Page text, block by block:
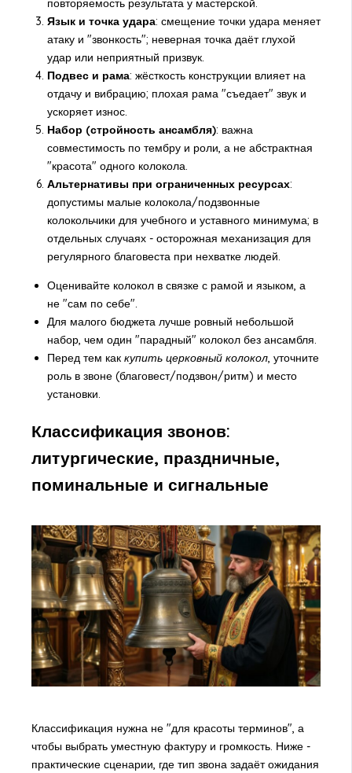
повторяемость результата у мастерской.
Язык и точка удара: смещение точки удара меняет
атаку и "звонкость"; неверная точка даёт глухой
удар или неприятный призвук.
Подвес и рама: жёсткость конструкции влияет на
отдачу и вибрацию; плохая рама "съедает" звук и
ускоряет износ.
Набор (стройность ансамбля): важна
совместимость по тембру и роли, а не абстрактная
"красота" одного колокола.
Альтернативы при ограниченных ресурсах:
допустимы малые колокола/подзвонные
колокольчики для учебного и уставного минимума; в
отдельных случаях - осторожная механизация для
регулярного благовеста при нехватке людей.
Оценивайте колокол в связке с рамой и языком, а
не "сам по себе".
Для малого бюджета лучше ровный небольшой
набор, чем один "парадный" колокол без ансамбля.
Перед тем как купить церковный колокол, уточните
роль в звоне (благовест/подзвон/ритм) и место
установки.
Классификация звонов:
литургические, праздничные,
поминальные и сигнальные
Классификация нужна не "для красоты терминов", а
чтобы выбрать уместную фактуру и громкость. Ниже -
практические сценарии, где тип звона задаёт ожидания